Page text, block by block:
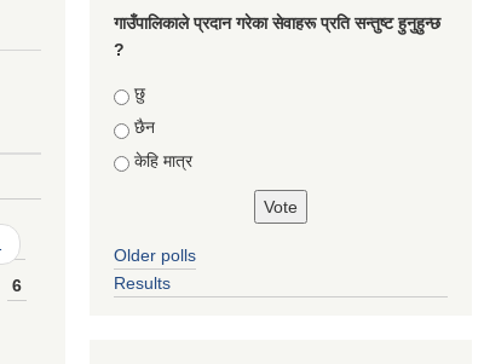
6
गाउँपालिकाले प्रदान गरेका सेवाहरू प्रति सन्तुष्ट हुनुहुन्छ
?
Choices
छु
छैन
केहि मात्र
Older polls
Results